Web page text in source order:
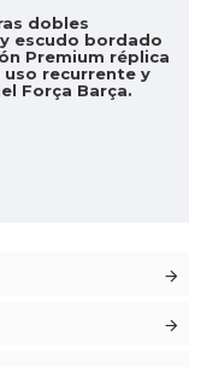
dobles
escudo bordado
Premium réplica
recurrente y
Força Barça.